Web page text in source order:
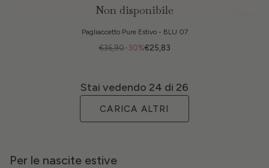
Non disponibile
Pagliaccetto Pure Estivo - BLU 07
-30%
€36,90 €25,83
Stai vedendo 24 di 26
CARICA ALTRI
Per le nascite estive